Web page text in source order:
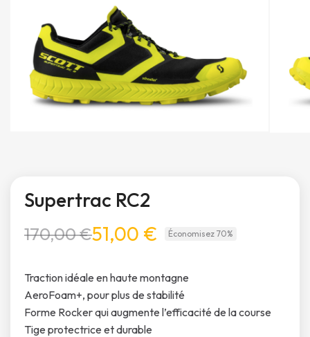
Supertrac RC2
170,00 €51,00 € Économisez 70%
Traction idéale en haute montagne
AeroFoam+, pour plus de stabilité
Forme Rocker qui augmente l’efficacité de la course
Tige protectrice et durable